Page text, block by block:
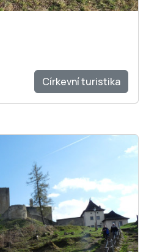
Církevní turistika